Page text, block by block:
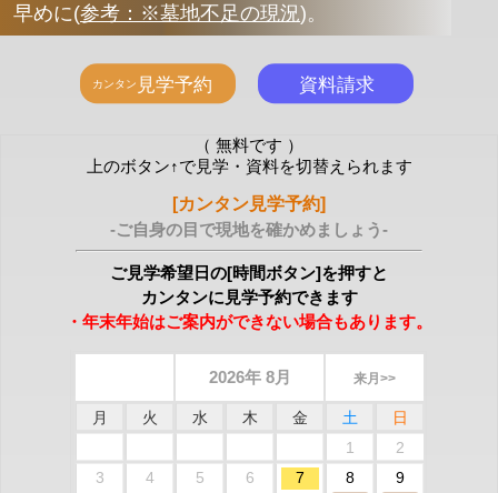
早めに(参考：※墓地不足の現況)。
（ 無料です ）
上のボタン↑で見学・資料を切替えられます
[カンタン見学予約]
-ご自身の目で現地を確かめましょう-
ご見学希望日の[時間ボタン]を押すと
カンタンに見学予約できます
・年末年始はご案内ができない場合もあります。
2026年 8月 来月>>
月 火 水 木 金 土
日
1
2
3
4 5 6 7 8 9